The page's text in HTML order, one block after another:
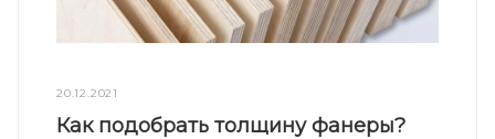
20.12.2021
Как подобрать толщину фанеры?